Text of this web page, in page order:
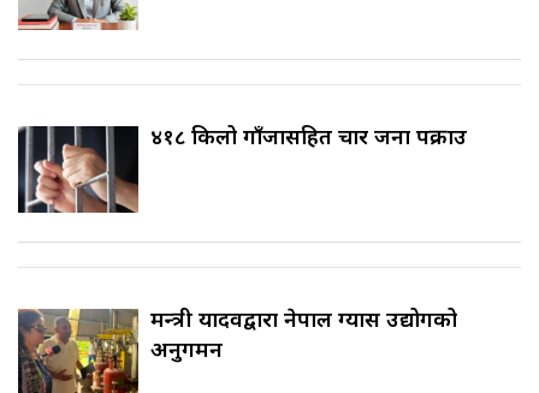
४१८ किलो गाँजासहित चार जना पक्राउ
मन्त्री यादवद्वारा नेपाल ग्यास उद्योगको
अनुगमन